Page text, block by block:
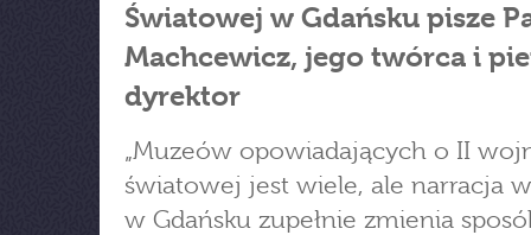
Światowej w Gdańsku pisze
Machcewicz, jego twórca i
dyrektor
„Muzeów opowiadających o II
światowej jest wiele, ale narracja
w Gdańsku zupełnie zmienia